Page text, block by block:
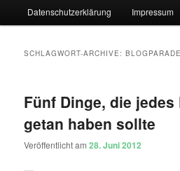
Datenschutzerklärung Impressum
SCHLAGWORT-ARCHIVE:
Fünf Dinge, die jedes
getan haben sollte
Veröffentlicht am28. Juni 2012